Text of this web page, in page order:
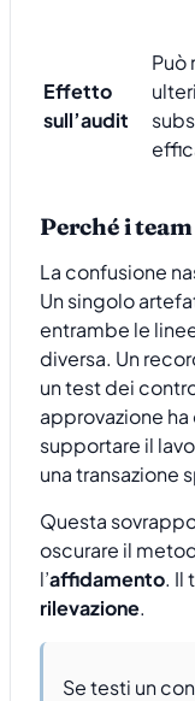
Effetto
sull’audit
Può
Perché i
La confusione
Un singolo
entrambe le
diversa. Un
un test dei
approvazione
supportare il
una transazione
Questa
oscurare il
l’affidamento. Il
rilevazione.
Se testi un